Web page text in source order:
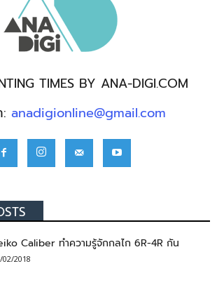
TIMES BY ANA-DIGI.COM
anadigionline@gmail.com
Caliber ทำความรู้จักกลไก 6R-4R กัน
02/2018